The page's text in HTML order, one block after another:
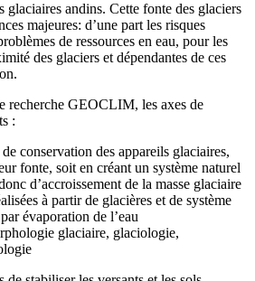
glaciaires andins. Cette fonte des glaciers
majeures: d’une part les risques
de ressources en eau, pour les
des glaciers et dépendantes de ces
recherche GEOCLIM, les axes de
:
conservation des appareils glaciaires,
fonte, soit en créant un système naturel
d’accroissement de la masse glaciaire
à partir de glacières et de système
évaporation de l’eau
glaciaire, glaciologie,